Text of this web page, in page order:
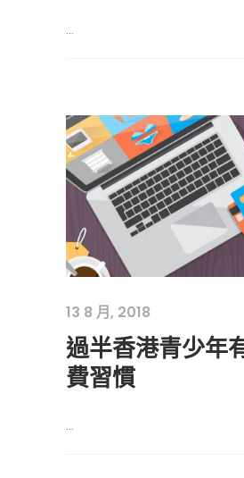
...
13 8 月, 2018
過半香港青少年
費習慣
...